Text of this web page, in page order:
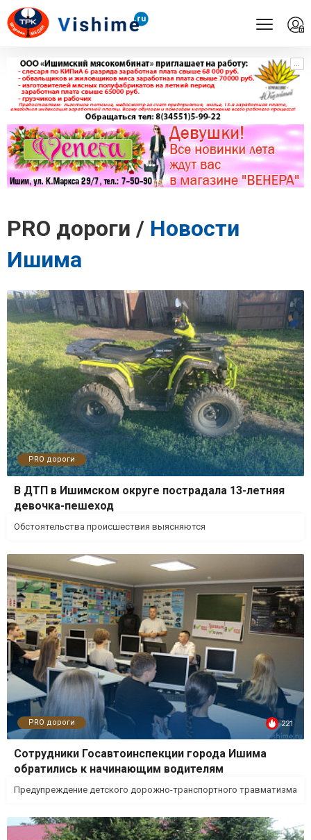
...
...
PRO дороги / Новости
Ишима
PRO дороги
В ДТП в Ишимском округе пострадала 13-летняя
девочка-пешеход
Обстоятельства происшествия выясняются
PRO дороги 221
Сотрудники Госавтоинспекции города Ишима
обратились к начинающим водителям
Предупреждение детского дорожно-транспортного травматизма